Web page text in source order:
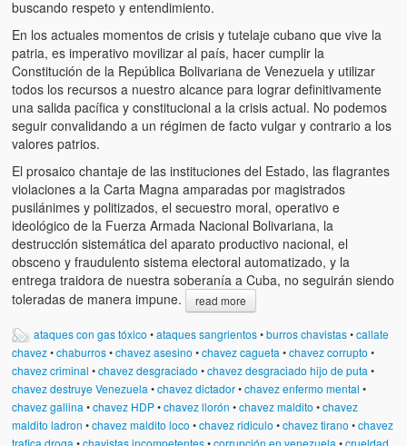
buscando respeto y entendimiento.
En los actuales momentos de crisis y tutelaje cubano que vive la
patria, es imperativo movilizar al país, hacer cumplir la
Constitución de la República Bolivariana de Venezuela y utilizar
todos los recursos a nuestro alcance para lograr definitivamente
una salida pacífica y constitucional a la crisis actual. No podemos
seguir convalidando a un régimen de facto vulgar y contrario a los
valores patrios.
El prosaico chantaje de las instituciones del Estado, las flagrantes
violaciones a la Carta Magna amparadas por magistrados
pusilánimes y politizados, el secuestro moral, operativo e
ideológico de la Fuerza Armada Nacional Bolivariana, la
destrucción sistemática del aparato productivo nacional, el
obsceno y fraudulento sistema electoral automatizado, y la
entrega traidora de nuestra soberanía a Cuba, no seguirán siendo
toleradas de manera impune.
read more
ataques con gas tóxico •ataques sangrientos•burros chavistas•callate
chavez•chaburros•chavez asesino •chavez cagueta •chavez corrupto •
chavez criminal •chavez desgraciado •chavez desgraciado hijo de puta •
chavez destruye Venezuela •chavez dictador•chavez enfermo mental •
chavez gallina •chavez HDP•chavez llorón •chavez maldito •chavez
maldito ladron •chavez maldito loco •chavez ridiculo •chavez tirano •chavez
trafica droga •chavistas incompetentes•corrupción en venezuela •crueldad